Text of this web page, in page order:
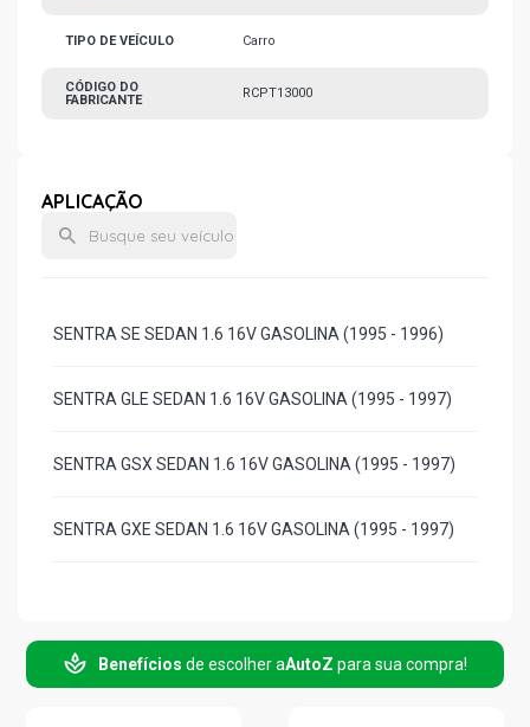
TIPO DE VEÍCULO Carro
CÓDIGO DO
FABRICANTE
RCPT13000
APLICAÇÃO
SENTRA SE SEDAN 1.6 16V GASOLINA (1995 - 1996)
SENTRA GLE SEDAN 1.6 16V GASOLINA (1995 - 1997)
SENTRA GSX SEDAN 1.6 16V GASOLINA (1995 - 1997)
SENTRA GXE SEDAN 1.6 16V GASOLINA (1995 - 1997)
Benefícios de escolher aAutoZ para sua compra!